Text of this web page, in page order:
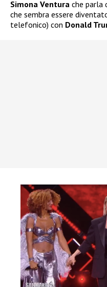
Simona Ventura che parla
che sembra essere
telefonico) con Donald